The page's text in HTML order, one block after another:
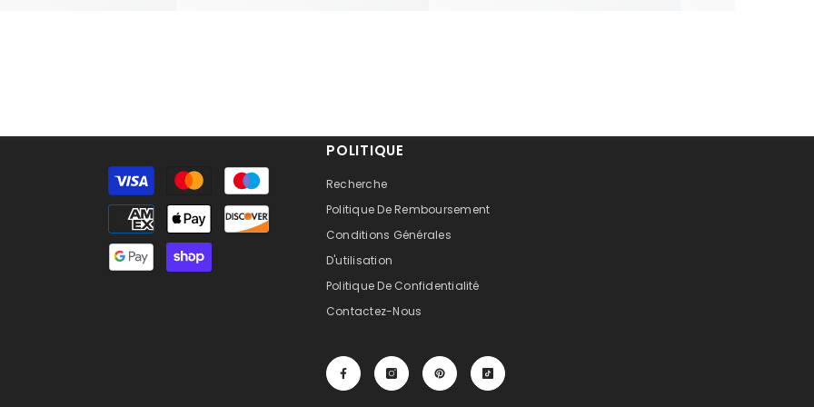
Moyens
de
paiement
POLITIQUE
Recherche
Politique De Remboursement
Conditions Générales
D'utilisation
Politique De Confidentialité
Contactez-Nous